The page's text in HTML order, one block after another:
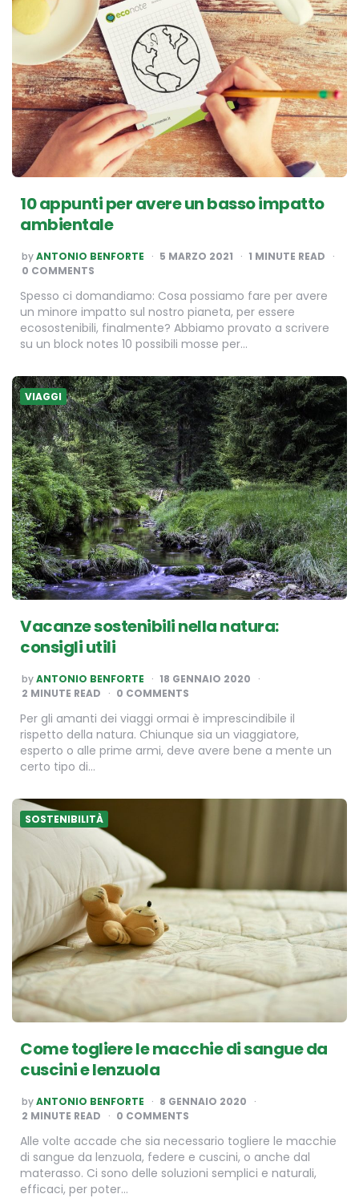
10 appunti per avere un basso impatto
ambientale
POSTED
BY
byANTONIO BENFORTE 5 MARZO 2021 1 MINUTE READ
0 COMMENTS
Spesso ci domandiamo: Cosa possiamo fare per avere
un minore impatto sul nostro pianeta, per essere
ecosostenibili, finalmente? Abbiamo provato a scrivere
su un block notes 10 possibili mosse per…
VIAGGI
Vacanze sostenibili nella natura:
consigli utili
POSTED
BY
byANTONIO BENFORTE
18 GENNAIO 2020
2 MINUTE READ 0 COMMENTS
Per gli amanti dei viaggi ormai è imprescindibile il
rispetto della natura. Chiunque sia un viaggiatore,
esperto o alle prime armi, deve avere bene a mente un
certo tipo di…
SOSTENIBILITÀ
Come togliere le macchie di sangue da
cuscini e lenzuola
POSTED
BY
byANTONIO BENFORTE
8 GENNAIO 2020
2 MINUTE READ 0 COMMENTS
Alle volte accade che sia necessario togliere le macchie
di sangue da lenzuola, federe e cuscini, o anche dal
materasso. Ci sono delle soluzioni semplici e naturali,
efficaci, per poter…